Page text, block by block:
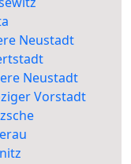
Neustadt
Neustadt
Vorstadt